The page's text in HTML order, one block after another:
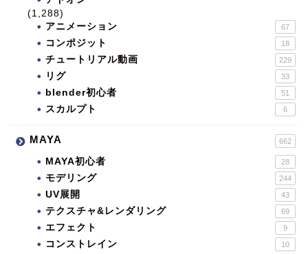
(1,288)
アニメーション
67
コンポジット 18
チュートリアル動画 229
リグ 33
blender初心者 51
スカルプト 6
MAYA 662
MAYA初心者 28
モデリング 244
UV展開 43
テクスチャ&レンダリング 69
エフェクト 9
コンストレイン 10